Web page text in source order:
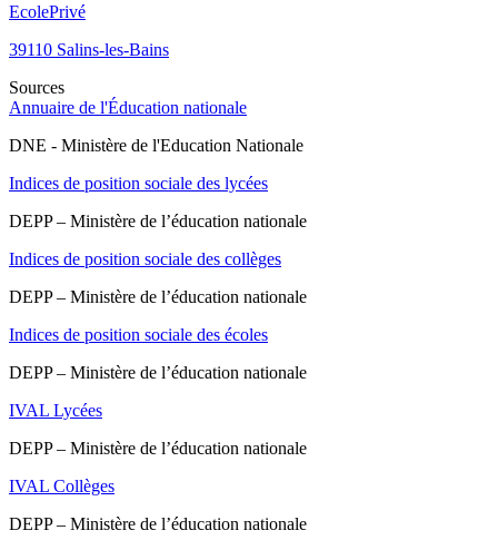
EcolePrivé
39110 Salins-les-Bains
Sources
Annuaire de l'Éducation nationale
DNE - Ministère de l'Education Nationale
Indices de position sociale des lycées
DEPP – Ministère de l’éducation nationale
Indices de position sociale des collèges
DEPP – Ministère de l’éducation nationale
Indices de position sociale des écoles
DEPP – Ministère de l’éducation nationale
IVAL Lycées
DEPP – Ministère de l’éducation nationale
IVAL Collèges
DEPP – Ministère de l’éducation nationale